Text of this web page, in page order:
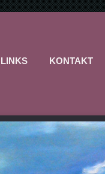
LINKS KONTAKT